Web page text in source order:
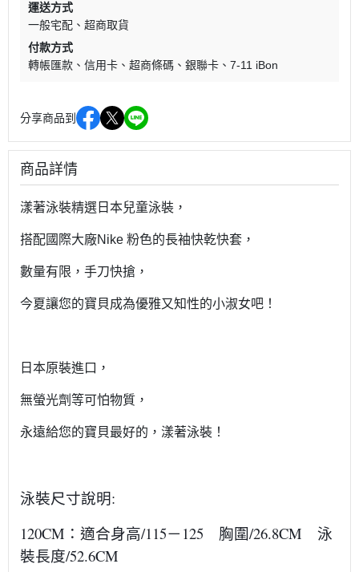
運送方式
一般宅配
超商取貨
付款方式
轉帳匯款
信用卡 超商條碼 銀聯卡 7-11 iBon
分享商品到
商品詳情
漾著泳裝精選日本兒童泳裝，
搭配國際大廠Nike 粉色的長袖快乾快套，
數量有限，手刀快搶，
今夏讓您的寶貝成為優雅又知性的小淑女吧！
日本原裝進口，
無螢光劑等可怕物質，
永遠給您的寶貝最好的，漾著泳裝！
泳裝尺寸說明:
120CM：適合身高/115－125 胸圍/26.8CM 泳
裝長度/52.6CM